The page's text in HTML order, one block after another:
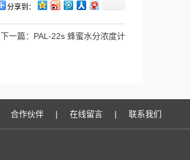
分享到：
下一篇： PAL-22s 蜂蜜水分浓度计
合作伙伴 | 在线留言 | 联系我们